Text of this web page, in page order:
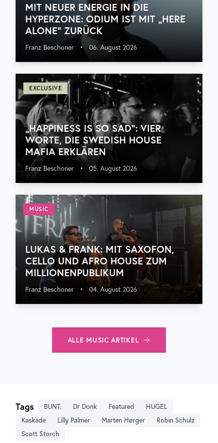
MIT NEUER ENERGIE IN DIE
HYPERZONE: ODIUM IST MIT „HERE
ALONE“ ZURÜCK
Franz Beschoner • 06. August 2026
EXCLUSIVE
„HAPPINESS IS SO SAD“: VIER
WORTE, DIE SWEDISH HOUSE
MAFIA ERKLÄREN
Franz Beschoner • 05. August 2026
MUSIC
LUKAS & FRANK: MIT SAXOFON,
CELLO UND AFRO HOUSE ZUM
MILLIONENPUBLIKUM
Franz Beschoner • 04. August 2026
ALLE MUSIC ARTIKEL
Tags BUNT. Dr Donk Featured
HUGEL
Kaskade
Lilly Palmer Marten Hørger
Robin Schulz
Scott Storch